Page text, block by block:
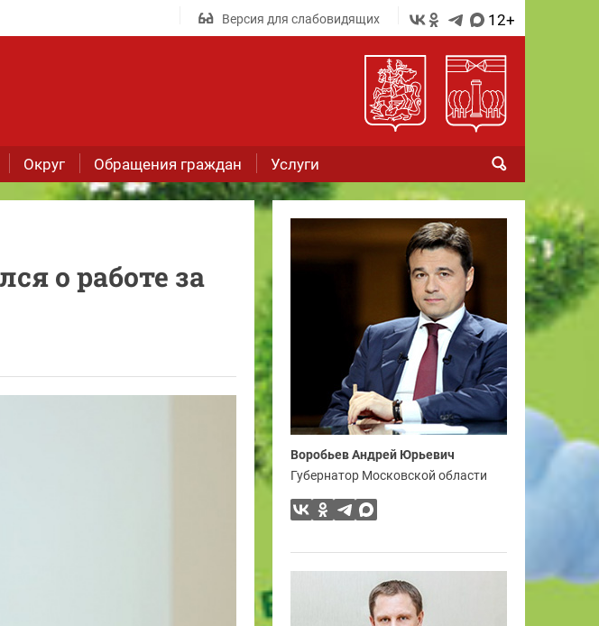
Версия для слабовидящих 12+
Округ Обращения граждан Услуги
о работе за
Воробьев Андрей Юрьевич
Губернатор Московской области